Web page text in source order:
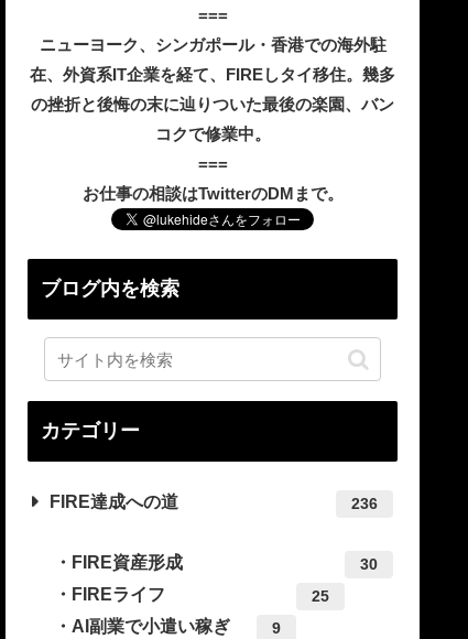
===
ニューヨーク、シンガポール・香港での海外駐
在、外資系IT企業を経て、FIREしタイ移住。幾多
の挫折と後悔の末に辿りついた最後の楽園、バン
コクで修業中。
===
お仕事の相談はTwitterのDMまで。
ブログ内を検索
カテゴリー
FIRE達成への道 236
FIRE資産形成 30
FIREライフ 25
AI副業で小遣い稼ぎ 9